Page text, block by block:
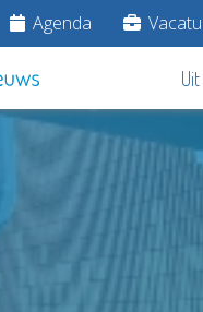
Agenda
Uit